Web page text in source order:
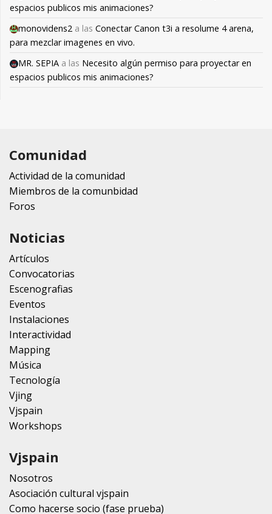
espacios publicos mis animaciones?
monovidens2 a las Conectar Canon t3i a resolume 4 arena,
para mezclar imagenes en vivo.
MR. SEPIA a las Necesito algún permiso para proyectar en
espacios publicos mis animaciones?
Comunidad
Actividad de la comunidad
Miembros de la comunbidad
Foros
Noticias
Artículos
Convocatorias
Escenografias
Eventos
Instalaciones
Interactividad
Mapping
Música
Tecnología
Vjing
Vjspain
Workshops
Vjspain
Nosotros
Asociación cultural vjspain
Como hacerse socio (fase prueba)